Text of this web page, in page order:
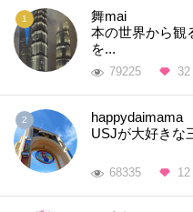
舞mai
本の世界から観
を...
79225 32
happydaimama
USJが大好きな
68335 12